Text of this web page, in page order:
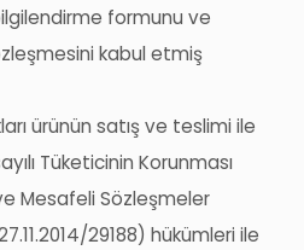
formunu ve
kabul etmiş
ürünün satış ve teslimi ile
Tüketicinin Korunması
Mesafeli Sözleşmeler
29188) hükümleri ile